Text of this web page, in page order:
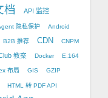
档 API 监控
隐私保护 Android
B2B 推荐 CDN CNPM
教案 Docker E.164
布局 GIS GZIP
HTML 转 PDF API